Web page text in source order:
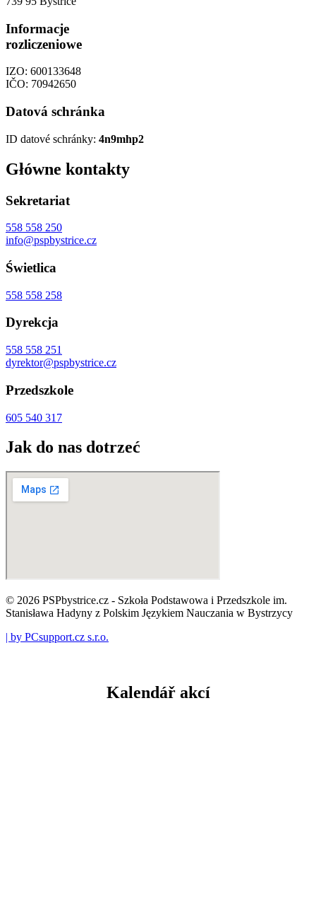
Informacje
rozliczeniowe
IZO: 600133648
IČO: 70942650
Datová schránka
ID datové schránky: 4n9mhp2
Główne kontakty
Sekretariat
558 558 250
info@pspbystrice.cz
Świetlica
558 558 258
Dyrekcja
558 558 251
dyrektor@pspbystrice.cz
Przedszkole
605 540 317
Jak do nas dotrzeć
© 2026 PSPbystrice.cz - Szkoła Podstawowa i Przedszkole im.
Stanisława Hadyny z Polskim Językiem Nauczania w Bystrzycy
| by PCsupport.cz s.r.o.
Kalendář akcí